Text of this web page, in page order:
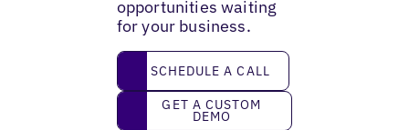
opportunities waiting
for your business.
Schedule a call
SCHEDULE A CALL
Get a custom demo
GET A CUSTOM
DEMO